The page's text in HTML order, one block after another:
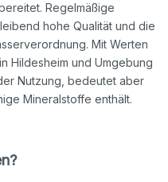
Regelmäßige
hohe Qualität und die
Mit Werten
Hildesheim und Umgebung
Nutzung, bedeutet aber
Mineralstoffe enthält.